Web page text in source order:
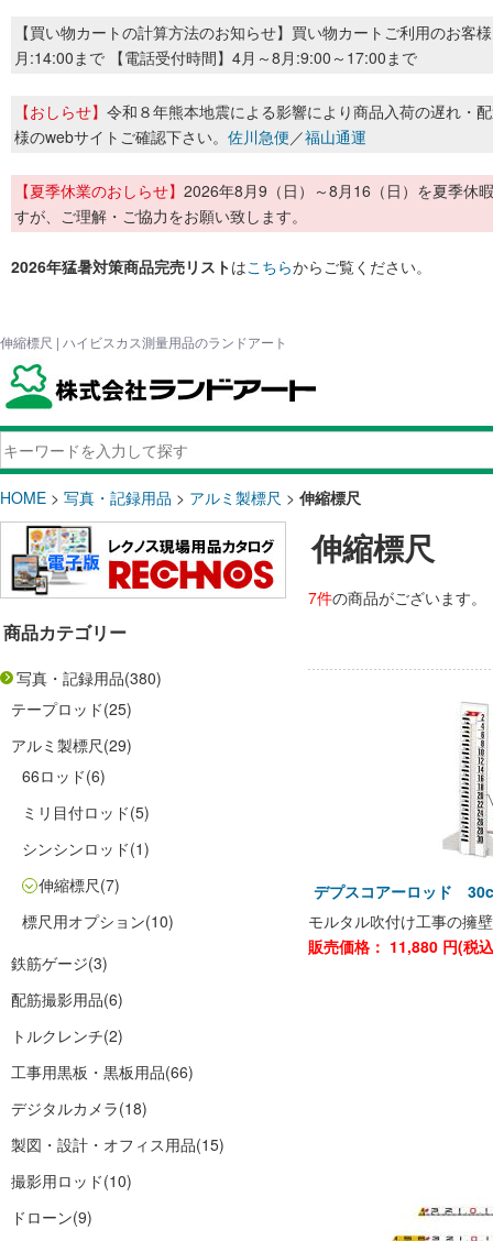
【買い物カートの計算方法のお知らせ】買い物カートご利用のお客
月:14:00まで 【電話受付時間】4月～8月:9:00～17:00まで
【おしらせ】 令和８年熊本地震による影響により商品入荷の遅れ・
様のwebサイトご確認下さい。 佐川急便／福山通運
【夏季休業のおしらせ】 2026年8月9（日）～8月16（日）を夏季休
すが、ご理解・ご協力をお願い致します。
2026年猛暑対策商品完売リストはこちらからご覧ください。
伸縮標尺 | ハイビスカス測量用品のランドアート
HOME > 写真・記録用品 > アルミ製標尺 > 伸縮標尺
商品カテゴリー
写真・記録用品(380)
テープロッド(25)
アルミ製標尺(29)
66ロッド(6)
ミリ目付ロッド(5)
シンシンロッド(1)
伸縮標尺(7)
標尺用オプション(10)
鉄筋ゲージ(3)
配筋撮影用品(6)
トルクレンチ(2)
工事用黒板・黒板用品(66)
デジタルカメラ(18)
製図・設計・オフィス用品(15)
撮影用ロッド(10)
ドローン(9)
伸縮標尺
7件の商品がございます。
デプスコアーロッド
モルタル吹付け工事の擁
販売価格： 11,880 円(税